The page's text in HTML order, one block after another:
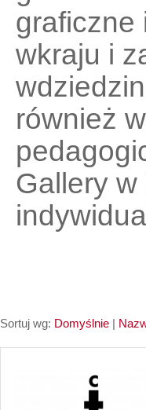
graficzne
wkraju i
wdziedzin
również
Gallery w
Sortuj wg: Domyślnie |